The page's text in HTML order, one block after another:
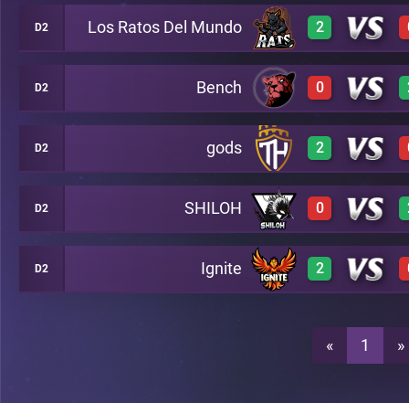
D2 Los Ratos Del Mundo 2
3 A23
3 A23
D2 Bench 0
0 A23
0 A23
D2 gods 2
3 A23
D2 SHILOH 0
0 A23
A23
D2 Ignite 2
A23
« 1 »